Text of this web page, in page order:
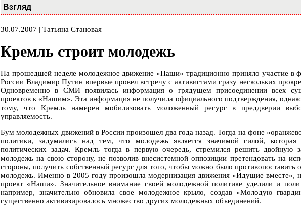
Взгляд
30.07.2007 | Татьяна Становая
Кремль строит молодежь
На прошедшей неделе молодежное движение «Наши» традиционно приняло участие в
России Владимир Путин впервые провел встречу с активистами сразу нескольких
Одновременно в СМИ появилась информация о грядущем присоединении всех
проектов к «Нашим». Эта информация не получила официального подтверждения,
тому, что Кремль намерен мобилизовать моложенный ресурс в преддверии
управляемость.
Бум молодежных движений в России произошел два года назад. Тогда на фоне
политики, задумались над тем, что молодежь является значимой силой,
политических задач. Кремль тогда в первую очередь, стремился решить двойную
молодежь на свою сторону, не позволив внесистемной оппозиции претендовать на
стороны, получить собственный ресурс для того, чтобы можно было противопоставить
молодежь. Именно в 2005 году произошла модернизация движения «Идущие вместе»,
проект «Наши». Значительное внимание своей молодежной политике уделили и
например, значительно обновила свое молодежное крыло, создав «Молодую
существенно активизировалось множество других молодежных объединений.